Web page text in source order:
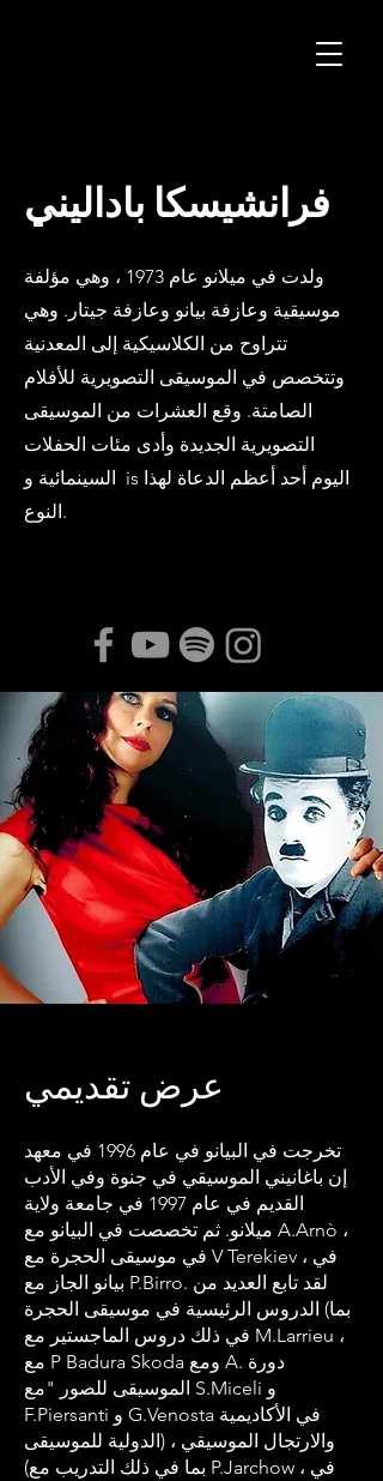
فرانشيسكا باداليني
ولدت في ميلانو عام 1973 ، وهي مؤلفة
موسيقية وعازفة بيانو وعازفة جيتار. وهي
تتراوح من الكلاسيكية إلى المعدنية
وتتخصص في الموسيقى التصويرية للأفلام
الصامتة. وقع العشرات من الموسيقى
التصويرية الجديدة وأدى مئات الحفلات
السينمائية و is اليوم أحد أعظم الدعاة لهذا
النوع.
عرض تقديمي
تخرجت في البيانو في عام 1996 في معهد
إن باغانيني الموسيقي في جنوة وفي الأدب
القديم في عام 1997 في جامعة ولاية
ميلانو. ثم تخصصت في البيانو مع A.Arnò ،
في موسيقى الحجرة مع V Terekiev ، في
بيانو الجاز مع P.Birro. لقد تابع العديد من
الدروس الرئيسية في موسيقى الحجرة (بما
في ذلك دروس الماجستير مع M.Larrieu ،
مع P Badura Skoda ومع A. دورة
الموسيقى للصور "مع S.Miceli و
F.Piersanti و G.Venosta في الأكاديمية
الدولية للموسيقى) ، والارتجال الموسيقي
(بما في ذلك التدريب مع P.Jarchow ، في